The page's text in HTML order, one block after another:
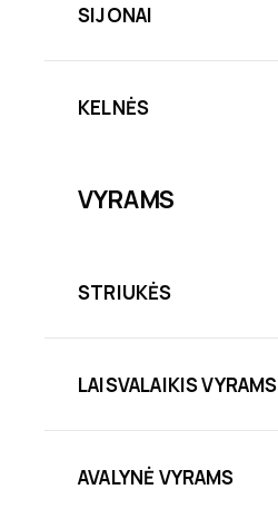
SIJONAI
KELNĖS
VYRAMS
STRIUKĖS
LAISVALAIKIS VYRAMS
AVALYNĖ VYRAMS